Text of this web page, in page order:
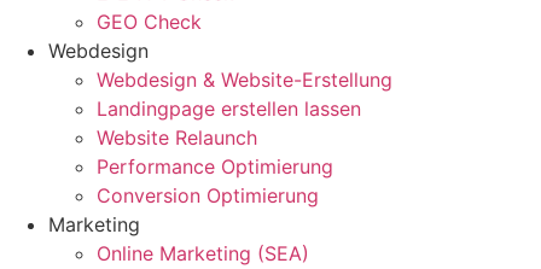
GEO Check
Webdesign
Webdesign & Website-Erstellung
Landingpage erstellen lassen
Website Relaunch
Performance Optimierung
Conversion Optimierung
Marketing
Online Marketing (SEA)